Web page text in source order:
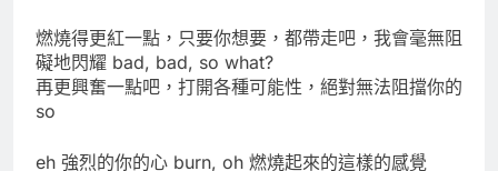
燃燒得更紅一點，只要你想要，都帶走吧，我會毫無阻
礙地閃耀 bad, bad, so what?
再更興奮一點吧，打開各種可能性，絕對無法阻擋你的
so
eh 強烈的你的心 burn, oh 燃燒起來的這樣的感覺